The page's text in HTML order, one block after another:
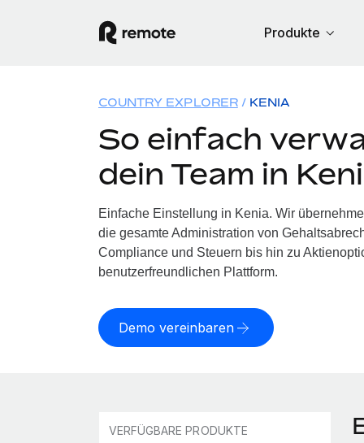
Produkte
COUNTRY EXPLORER KENIA
So einfach
dein Team in
Einfache Einstellung in Kenia. Wir
die gesamte Administration von
Compliance und Steuern bis hin zu
benutzerfreundlichen Plattform.
Demo vereinbaren
VERFÜGBARE PRODUKTE